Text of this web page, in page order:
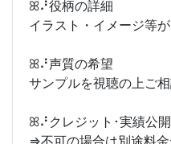
ꕤ⠜役柄の詳細
イラスト・イメージ等
ꕤ⠜声質の希望
サンプルを視聴の上ご
ꕤ⠜クレジット･実績公